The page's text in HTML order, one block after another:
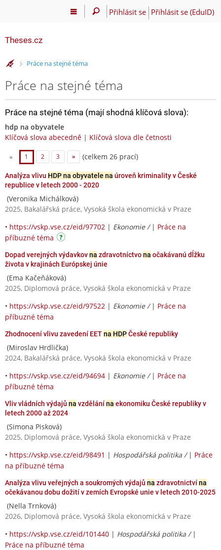
Přihlásit se Přihlásit se (EduID)
Theses.cz
>Práce na stejné téma
Práce na stejné téma
Práce na stejné téma (mají shodná klíčová slova):
hdp na obyvatele
Klíčová slova abecedně | Klíčová slova dle četnosti
« 1 2 3 » (celkem 26 prací)
Analýza vlivu HDP na obyvatele na úroveň kriminality v České
republice v letech 2000 - 2020
(Veronika Michálková)
2025, Bakalářská práce, Vysoká škola ekonomická v Praze
• https://vskp.vse.cz/eid/97702 | Ekonomie / | Práce na
příbuzné téma
Dopad verejných výdavkovna zdravotníctvona očakávanú dĺžku
života v krajinách Európskej únie
(Ema Kačeňáková)
2025, Diplomová práce, Vysoká škola ekonomická v Praze
• https://vskp.vse.cz/eid/97522 | Ekonomie / | Práce na
příbuzné téma
Zhodnocení vlivu zavedení EETna HDPČeské republiky
(Miroslav Hrdlička)
2024, Bakalářská práce, Vysoká škola ekonomická v Praze
• https://vskp.vse.cz/eid/94694 | Ekonomie / | Práce na
příbuzné téma
Vliv vládních výdajů na vzdělánína ekonomiku České republiky v
letech 2000 až 2024
(Simona Pisková)
2025, Diplomová práce, Vysoká škola ekonomická v Praze
• https://vskp.vse.cz/eid/98491 | Hospodářská politika / | Práce
na příbuzné téma
Analýza vlivu veřejných a soukromých výdajů na zdravotnictvína
očekávanou dobu dožití v zemích Evropské unie v letech 2010-2025
(Nella Trnková)
2026, Diplomová práce, Vysoká škola ekonomická v Praze
• https://vskp.vse.cz/eid/101440 | Hospodářská politika / |
Práce na příbuzné téma